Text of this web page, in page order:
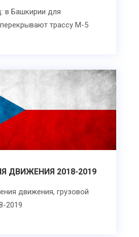
в Башкирии для
трассу М-5
ДВИЖЕНИЯ 2018-2019
движения, грузовой
2019